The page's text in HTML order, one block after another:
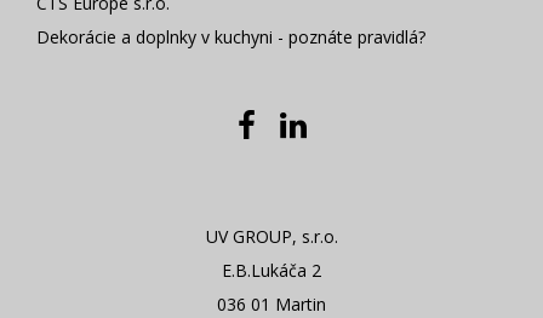
Dekorácie a doplnky v kuchyni - poznáte pravidlá?
UV GROUP, s.r.o.
E.B.Lukáča 2
036 01 Martin